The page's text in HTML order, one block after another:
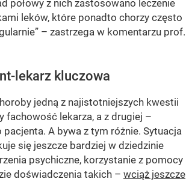
połowy z nich zastosowano leczenie
leków, które ponadto chorzy często
– zastrzega w komentarzu prof.
lekarz kluczowa
jedną z najistotniejszych kwestii
fachowość lekarza, a z drugiej –
pacjenta. A bywa z tym różnie. Sytuacja
się jeszcze bardziej w dziedzinie
psychiczne, korzystanie z pomocy
doświadczenia takich – wciąż jeszcze